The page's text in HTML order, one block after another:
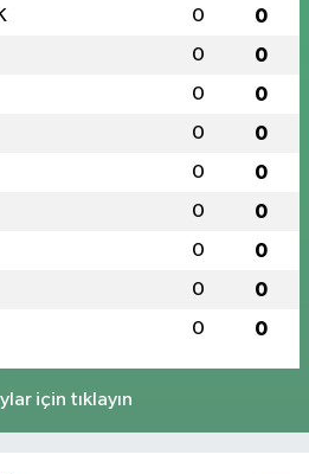
0 0
0 0
0 0
0 0
0 0
0 0
0 0
0 0
0 0
için tıklayın